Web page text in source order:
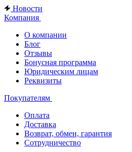
Новости
Компания
О компании
Блог
Отзывы
Бонусная программа
Юридическим лицам
Реквизиты
Покупателям
Оплата
Доставка
Возврат, обмен, гарантия
Сотрудничество